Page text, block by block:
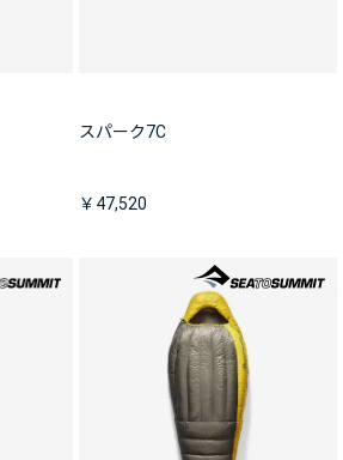
スパーク7C
￥47,520